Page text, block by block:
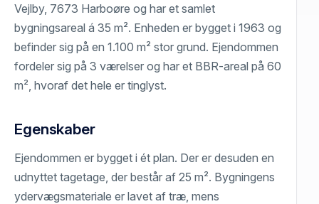
Vejlby, 7673 Harboøre og har et samlet
bygningsareal á 35 m². Enheden er bygget i 1963 og
befinder sig på en 1.100 m² stor grund. Ejendommen
fordeler sig på 3 værelser og har et BBR-areal på 60
m², hvoraf det hele er tinglyst.
Egenskaber
Ejendommen er bygget i ét plan. Der er desuden en
udnyttet tagetage, der består af 25 m². Bygningens
ydervægsmateriale er lavet af træ, mens